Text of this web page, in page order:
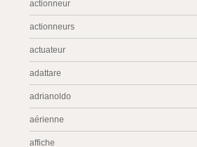
actionneur
actionneurs
actuateur
adattare
adrianoldo
aérienne
affiche